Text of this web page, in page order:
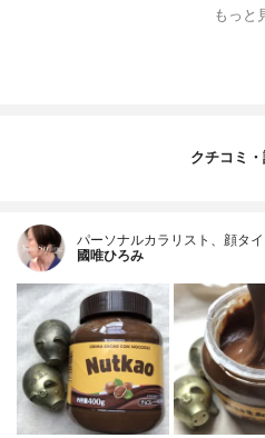
もっと
クチコミ
パーソナルカラリスト、顔タ
國唯ひろみ